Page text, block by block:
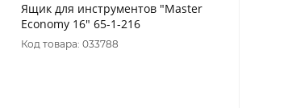
Ящик для инструментов "Master
Economy 16" 65-1-216
Код товара: 033788